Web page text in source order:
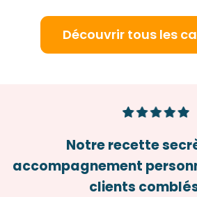
Découvrir tous les
Notre recette
accompagnement
clients